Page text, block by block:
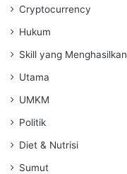
Cryptocurrency
Hukum
Skill yang Menghasilkan
Utama
UMKM
Politik
Diet & Nutrisi
Sumut